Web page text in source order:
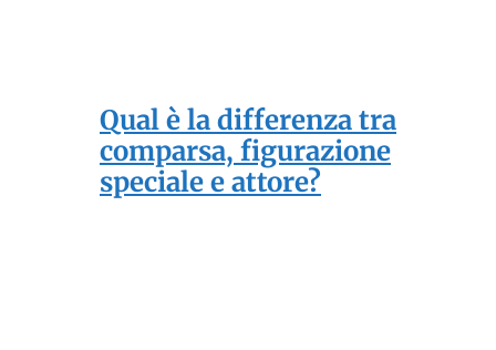
Qual è la differenza tra
comparsa, figurazione
speciale e attore?